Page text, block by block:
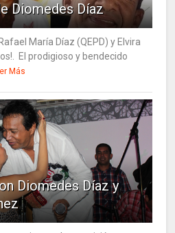
Diomedes Díaz
María Díaz (QEPD) y Elvira
El prodigioso y bendecido
Más
Diomedes Díaz y